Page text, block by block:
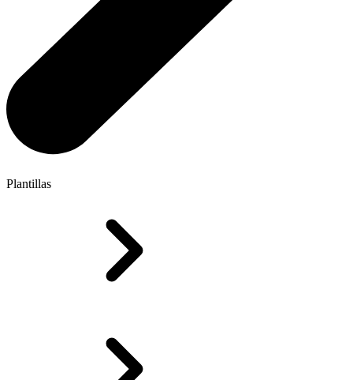
Plantillas